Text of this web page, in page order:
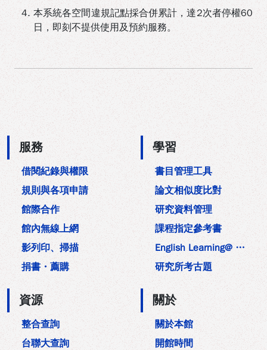
本系統各空間違規記點採合併累計，達2次者停權60
日，即刻不提供使用及預約服務。
服務
借閱紀錄與權限
規則與各項申請
館際合作
館內無線上網
影列印、掃描
捐書・薦購
學習
書目管理工具
論文相似度比對
研究資料管理
課程指定參考書
English Learning@ NYCU Lib
研究所考古題
資源
整合查詢
台聯大查詢
關於
關於本館
開館時間